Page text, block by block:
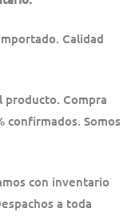
Calidad
producto. Compra
confirmados. Somos
con inventario
a toda